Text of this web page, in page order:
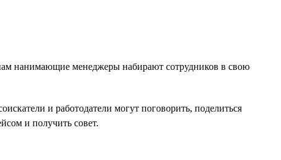
нанимающие менеджеры набирают сотрудников в свою
и работодатели могут поговорить, поделиться
и получить совет.